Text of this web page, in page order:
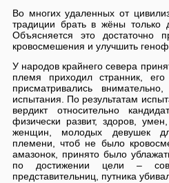
Во многих удаленных от
традиции брать в жёны только
Объясняется это достаточно
кровосмешения и улучшить
У народов крайнего севера
племя приходил странник,
присматривались
испытания. По результатам
вердикт относительно
физически развит, здоров,
женщин, молодых девушек
племени, чтоб не было
амазонок, принято было
по достижении цели –
представительниц, путника